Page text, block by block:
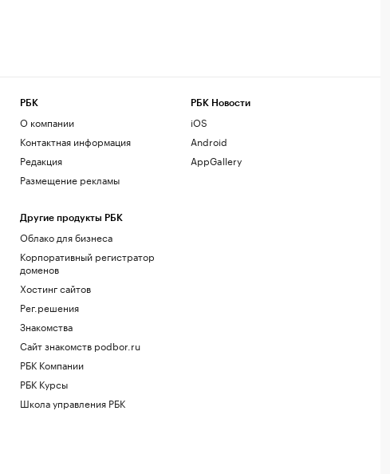
РБК
О компании
Контактная информация
Редакция
Размещение рекламы
Другие продукты РБК
Облако для бизнеса
Корпоративный регистратор
доменов
Хостинг сайтов
Рег.решения
Знакомства
Сайт знакомств podbor.ru
РБК Компании
РБК Курсы
Школа управления РБК
РБК Новости
iOS
Android
AppGallery